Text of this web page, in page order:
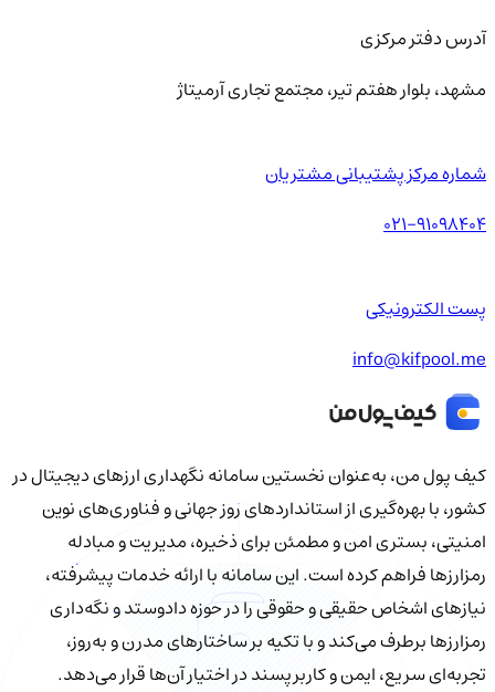
آدرس دفتر مرکزی
مشهد، بلوار هفتم تیر، مجتمع تجاری آرمیتاژ
شماره مرکز پشتیبانی مشتریان
021-91098404
پست الکترونیکی
info@kifpool.me
کیف‌ پول من، به‌عنوان نخستین سامانه نگهداری ارزهای دیجیتال در
کشور، با بهره‌گیری از استانداردهای روز جهانی و فناوری‌های نوین
امنیتی، بستری امن و مطمئن برای ذخیره، مدیریت و مبادله
رمزارزها فراهم کرده است. این سامانه با ارائه خدمات پیشرفته،
نیازهای اشخاص حقیقی و حقوقی را در حوزه دادوستد و نگه‌داری
رمزارزها برطرف می‌کند و با تکیه بر ساختارهای مدرن و به‌روز،
تجربه‌ای سریع، ایمن و کاربرپسند در اختیار آن‌ها قرار می‌دهد.